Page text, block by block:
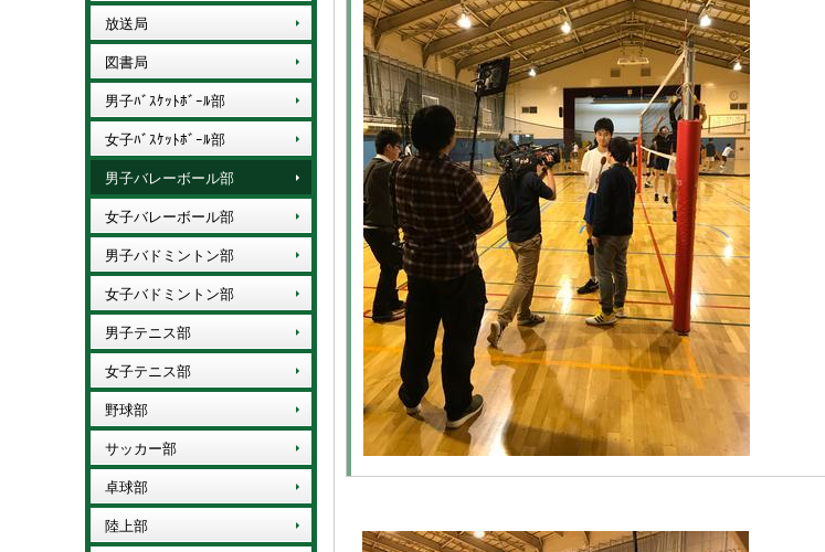
放送局
図書局
男子ﾊﾞｽｹｯﾄﾎﾞｰﾙ部
女子ﾊﾞｽｹｯﾄﾎﾞｰﾙ部
男子バレーボール部
女子バレーボール部
男子バドミントン部
女子バドミントン部
男子テニス部
女子テニス部
野球部
サッカー部
卓球部
陸上部